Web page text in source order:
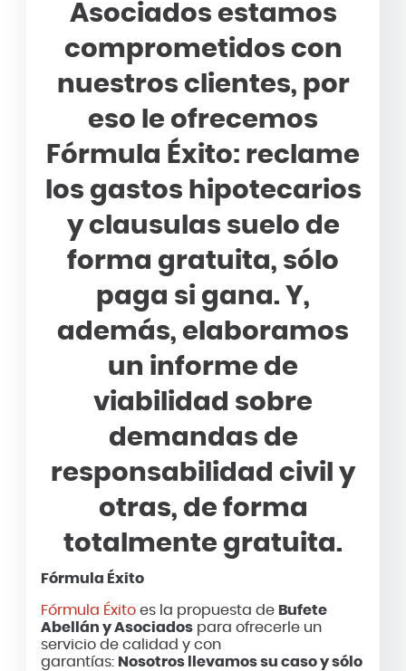
Asociados estamos
comprometidos con
nuestros clientes, por
eso le ofrecemos
Fórmula Éxito: reclame
los gastos hipotecarios
y clausulas suelo de
forma gratuita, sólo
paga si gana. Y,
además, elaboramos
un informe de
viabilidad sobre
demandas de
responsabilidad civil y
otras, de forma
totalmente gratuita.
Fórmula Éxito
Fórmula Éxitoes la propuesta de Bufete
Abellán y Asociadospara ofrecerle un
servicio de calidad y con
garantías: Nosotros llevamos su caso y sólo